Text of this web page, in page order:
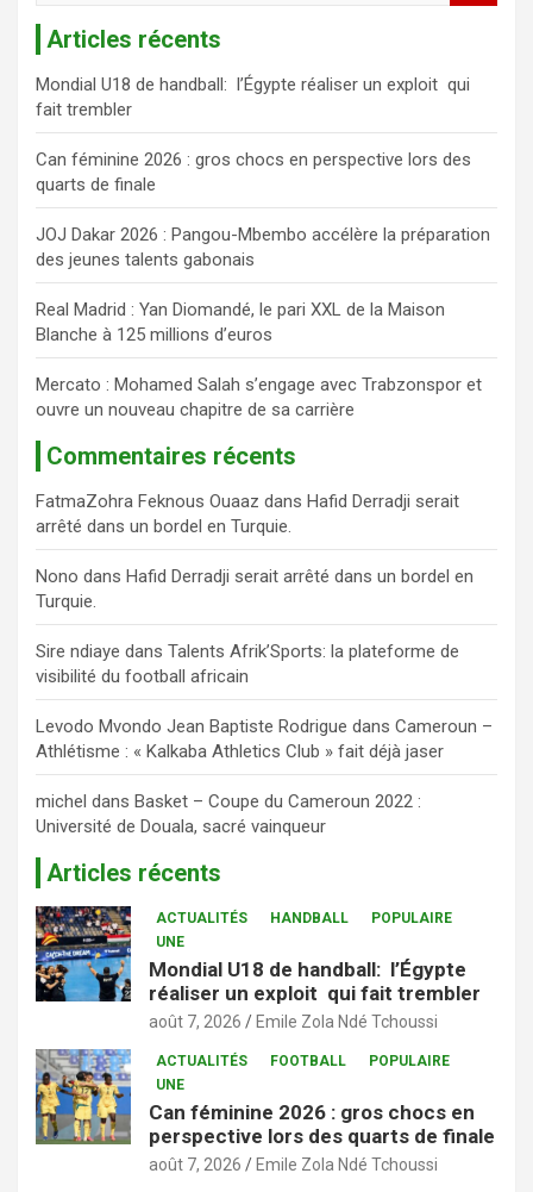
r
c
h
e
r
Articles récents
Mondial U18 de handball: l’Égypte réaliser un exploit qui
fait trembler
Can féminine 2026 : gros chocs en perspective lors des
quarts de finale
JOJ Dakar 2026 : Pangou-Mbembo accélère la préparation
des jeunes talents gabonais
Real Madrid : Yan Diomandé, le pari XXL de la Maison
Blanche à 125 millions d’euros
Mercato : Mohamed Salah s’engage avec Trabzonspor et
ouvre un nouveau chapitre de sa carrière
Commentaires récents
FatmaZohra Feknous Ouaaz dans Hafid Derradji serait
arrêté dans un bordel en Turquie.
Nono dans Hafid Derradji serait arrêté dans un bordel en
Turquie.
Sire ndiaye dans Talents Afrik’Sports: la plateforme de
visibilité du football africain
Levodo Mvondo Jean Baptiste Rodrigue dans Cameroun –
Athlétisme : « Kalkaba Athletics Club » fait déjà jaser
michel dans Basket – Coupe du Cameroun 2022 :
Université de Douala, sacré vainqueur
Articles récents
ACTUALITÉS HANDBALL
POPULAIRE
UNE
Mondial U18 de handball: l’Égypte
réaliser un exploit qui fait trembler
août 7, 2026 Emile Zola Ndé Tchoussi
ACTUALITÉS FOOTBALL
POPULAIRE
UNE
Can féminine 2026 : gros chocs en
perspective lors des quarts de finale
août 7, 2026 Emile Zola Ndé Tchoussi